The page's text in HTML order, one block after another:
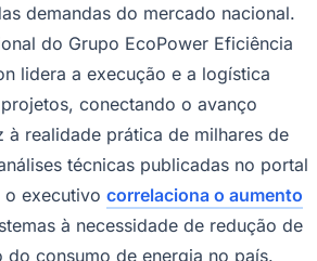
demandas do mercado nacional.
do Grupo EcoPower Eficiência
lidera a execução e a logística
conectando o avanço
à realidade prática de milhares de
técnicas publicadas no portal
o executivo correlaciona o aumento
à necessidade de redução de
do consumo de energia no país.